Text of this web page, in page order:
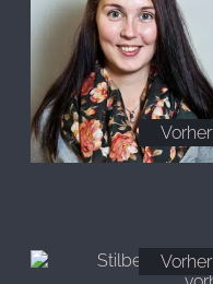
Vorher
Vorher